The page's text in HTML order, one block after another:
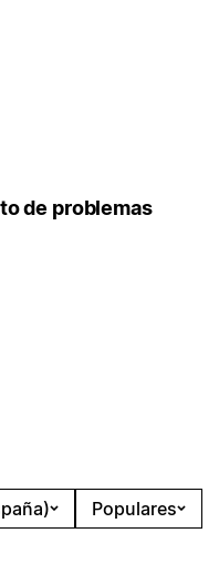
de problemas
Populares